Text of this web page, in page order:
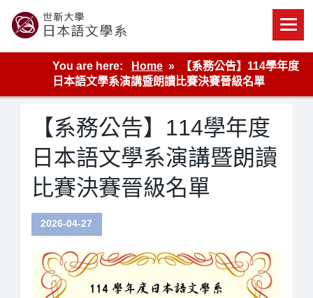
content
世新大學教學單位的網站
You are here:
Home
【系務公告】114學年度
日本語文學系演講暨朗讀比賽決賽晉級名單
【系務公告】114學年度
日本語文學系演講暨朗讀
比賽決賽晉級名單
2026-04-27